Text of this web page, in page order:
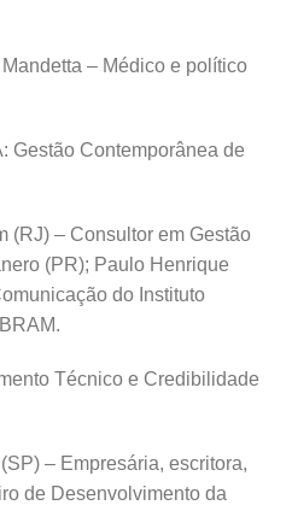
– Médico e político
Gestão Contemporânea de
(RJ) – Consultor em Gestão
(PR); Paulo Henrique
do Instituto
Técnico e Credibilidade
– Empresária, escritora,
de Desenvolvimento da